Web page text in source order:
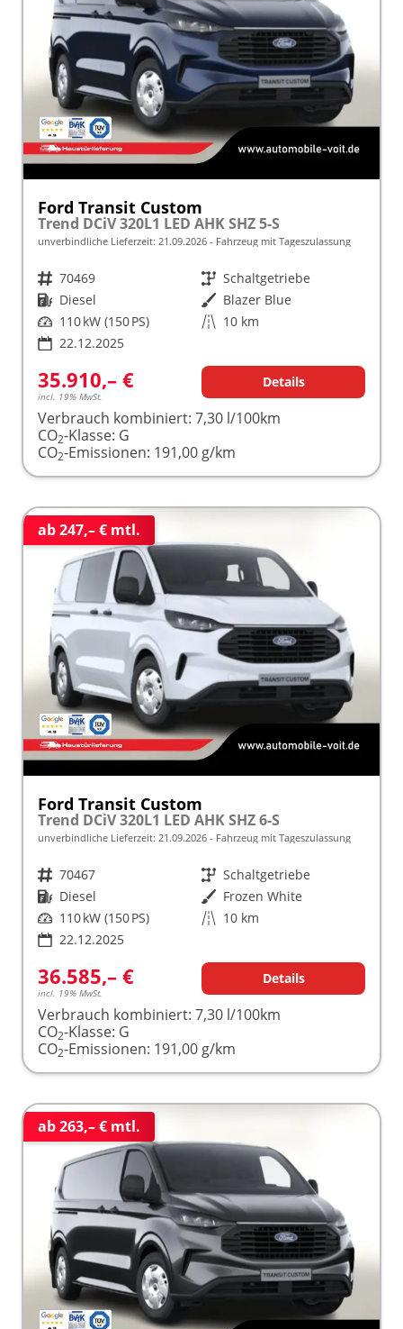
Ford Transit Custom
Trend DCiV 320L1 LED AHK SHZ 5-S
unverbindliche Lieferzeit: 21.09.2026 Fahrzeug mit Tageszulassung
Fahrzeugnr. 70469 Getriebe Schaltgetriebe
Kraftstoff Diesel Außenfarbe Blazer Blue
Leistung 110 kW (150 PS) Kilometerstand 10 km
22.12.2025
35.910,– €
incl. 19% MwSt.
Details
Verbrauch kombiniert: 7,30 l/100km
CO2-Klasse: G
CO2-Emissionen: 191,00 g/km
ab 247,– € mtl.
Ford Transit Custom
Trend DCiV 320L1 LED AHK SHZ 6-S
unverbindliche Lieferzeit: 21.09.2026 Fahrzeug mit Tageszulassung
Fahrzeugnr. 70467 Getriebe Schaltgetriebe
Kraftstoff Diesel Außenfarbe Frozen White
Leistung 110 kW (150 PS) Kilometerstand 10 km
22.12.2025
36.585,– €
incl. 19% MwSt.
Details
Verbrauch kombiniert: 7,30 l/100km
CO2-Klasse: G
CO2-Emissionen: 191,00 g/km
ab 263,– € mtl.